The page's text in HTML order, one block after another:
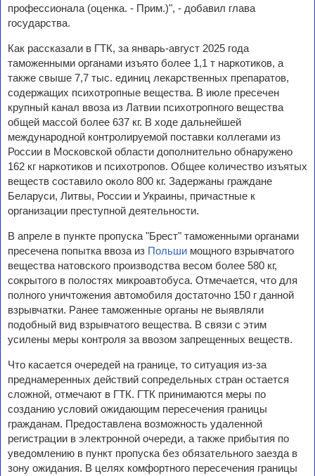
профессионала (оценка. - Прим.)", - добавил глава
государства.
Как рассказали в ГТК, за январь-август 2025 года
таможенными органами изъято более 1,1 т наркотиков, а
также свыше 7,7 тыс. единиц лекарственных препаратов,
содержащих психотропные вещества. В июле пресечен
крупный канал ввоза из Латвии психотропного вещества
общей массой более 637 кг. В ходе дальнейшей
международной контролируемой поставки коллегами из
России в Московской области дополнительно обнаружено
162 кг наркотиков и психотропов. Общее количество изъятых
веществ составило около 800 кг. Задержаны граждане
Беларуси, Литвы, России и Украины, причастные к
организации преступной деятельности.
В апреле в пункте пропуска "Брест" таможенными органами
пресечена попытка ввоза из Польши мощного взрывчатого
вещества натовского производства весом более 580 кг,
сокрытого в полостях микроавтобуса. Отмечается, что для
полного уничтожения автомобиля достаточно 150 г данной
взрывчатки. Ранее таможенные органы не выявляли
подобный вид взрывчатого вещества. В связи с этим
усилены меры контроля за ввозом запрещенных веществ.
Что касается очередей на границе, то ситуация из-за
преднамеренных действий сопредельных стран остается
сложной, отмечают в ГТК. ГТК принимаются меры по
созданию условий ожидающим пересечения границы
гражданам. Предоставлена возможность удаленной
регистрации в электронной очереди, а также прибытия по
уведомлению в пункт пропуска без обязательного заезда в
зону ожидания. В целях комфортного пересечения границы